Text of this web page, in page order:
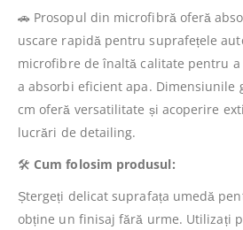
🚗 Prosopul din microfibră oferă
uscare rapidă pentru suprafețele
microfibre de înaltă calitate pentru
a absorbi eficient apa. Dimensiunile
cm oferă versatilitate și acoperire
lucrări de detailing.
🛠️ Cum folosim produsul:
Ștergeți delicat suprafața umedă
obține un finisaj fără urme. Utilizați